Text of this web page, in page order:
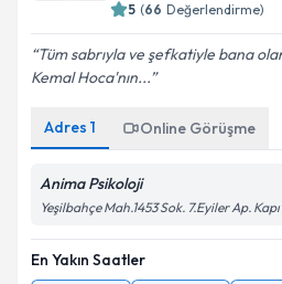
5 (66 Değerlendirme)
Tüm sabrıyla ve şefkatiyle bana
Kemal Hoca'nın...
Adres 1 Online Görüşme
Anima Psikoloji
Yeşilbahçe Mah.1453 Sok. 7.Eyiler Ap.
En Yakın Saatler